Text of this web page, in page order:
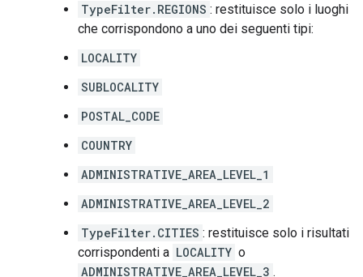
TypeFilter.REGIONS : restituisce solo i luoghi
che corrispondono a uno dei seguenti tipi:
LOCALITY
SUBLOCALITY
POSTAL_CODE
COUNTRY
ADMINISTRATIVE_AREA_LEVEL_1
ADMINISTRATIVE_AREA_LEVEL_2
TypeFilter.CITIES : restituisce solo i risultati
corrispondenti a LOCALITY o
ADMINISTRATIVE_AREA_LEVEL_3 .